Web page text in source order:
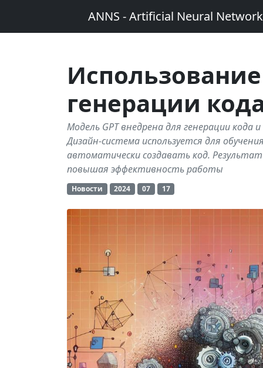
ANNS - Artificial Neural
генерации
Модель GPT внедрена для генерации кода
Дизайн-система используется для
автоматически создавать код.
повышая эффективность работы
Новости 2024 07 17